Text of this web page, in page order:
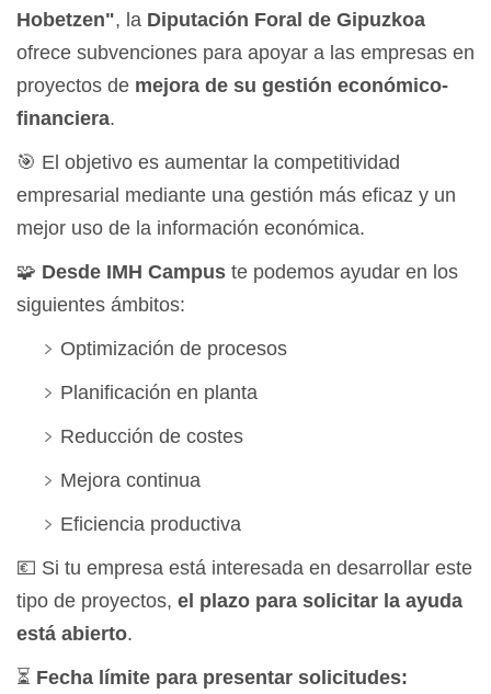
Hobetzen", la Diputación Foral de Gipuzkoa
ofrece subvenciones para apoyar a las empresas en
proyectos de mejora de su gestión económico-
financiera.
🎯 El objetivo es aumentar la competitividad
empresarial mediante una gestión más eficaz y un
mejor uso de la información económica.
🧩 Desde IMH Campus te podemos ayudar en los
siguientes ámbitos:
Optimización de procesos
Planificación en planta
Reducción de costes
Mejora continua
Eficiencia productiva
💶 Si tu empresa está interesada en desarrollar este
tipo de proyectos, el plazo para solicitar la ayuda
está abierto.
⏳ Fecha límite para presentar solicitudes: